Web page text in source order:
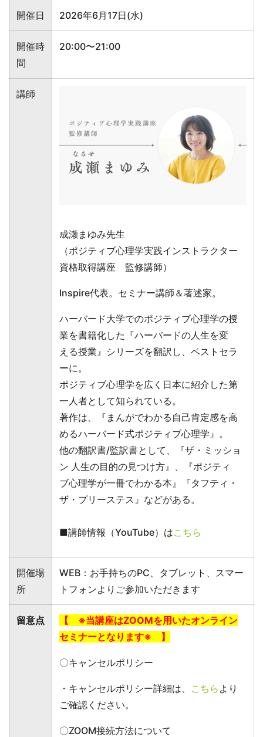
開催日 2026年6月17日(水)
開催時
間
20:00〜21:00
講師
成瀬まゆみ先生
（ポジティブ心理学実践インストラクター
資格取得講座 監修講師）
Inspire代表。セミナー講師＆著述家。
ハーバード大学でのポジティブ心理学の授
業を書籍化した『ハーバードの人生を変
える授業』シリーズを翻訳し、ベストセラ
ーに。
ポジティブ心理学を広く日本に紹介した第
一人者として知られている。
著作は、『まんがでわかる自己肯定感を高
めるハーバード式ポジティブ心理学』。
他の翻訳書/監訳書として、『ザ・ミッショ
ン 人生の目的の見つけ方』、『ポジティ
ブ心理学が一冊でわかる本』『タフティ・
ザ・プリーステス』などがある。
■講師情報（YouTube）はこちら
開催場
所
WEB：お手持ちのPC、タブレット、スマー
トフォンよりご参加いただきます
留意点
【 ※当講座はZOOMを用いたオンライン
セミナーとなります※ 】
〇キャンセルポリシー
・キャンセルポリシー詳細は、 こちら より
ご確認ください。
〇ZOOM接続方法について